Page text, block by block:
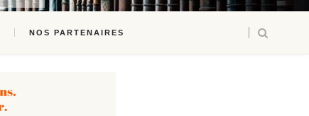
NOS PARTENAIRES